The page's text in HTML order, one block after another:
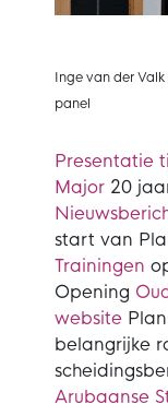
Inge van der
panel
Presentatie
Major 20
start van
Trainingen
Opening
website
belangrijke
Arubaanse